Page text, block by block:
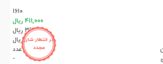
در انتظار شارژ
مجدد
1610
411,000 ریال
390,450 ریال
369,900 ریال
40عدد
-